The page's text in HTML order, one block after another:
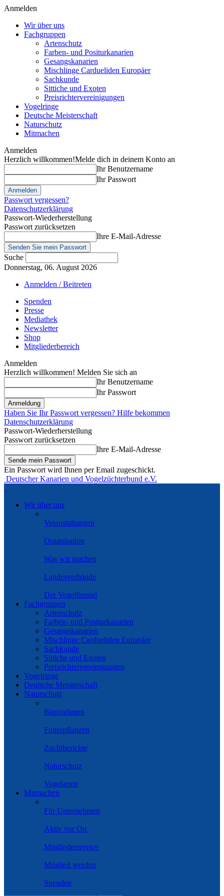
Anmelden
Wir über uns
Fachgruppen
Artenschutz
Farben- und Positurkanarien
Gesangskanarien
Mischlinge Cardueliden Europäer
Sachkunde
Sittiche und Exoten
Preisrichtervereinigungen
Vogelringe
Deutsche Meisterschaft
Naturschutz
Mitmachen
Anmelden
Herzlich willkommen!Melde dich in deinem Konto an
Ihr Benutzername
Ihr Passwort
Passwort vergessen?
Datenschutzerklärung
Passwort-Wiederherstellung
Passwort zurücksetzen
Ihre E-Mail-Adresse
Suche
Donnerstag, 06. August 2026
Anmelden / Beitreten
Spenden
Presse
Mediathek
Newsletter
Shop
Mitgliederbereich
Anmelden
Herzlich willkommen! Melden Sie sich an
Ihr Benutzername
Ihr Passwort
Haben Sie Ihr Passwort vergessen? Hilfe bekommen
Datenschutzerklärung
Passwort-Wiederherstellung
Passwort zurücksetzen
Ihre E-Mail-Adresse
Ein Passwort wird Ihnen per Email zugeschickt.
Deutscher Kanarien und Vogelzüchterbund e.V.
Wir über uns
Veranstaltungen
Organisation
Was wir machen
Landesverbände
Der Vogelfreund
Fachgruppen
Artenschutz
Farben- und Positurkanarien
Gesangskanarien
Mischlinge Cardueliden Europäer
Sachkunde
Sittiche und Exoten
Preisrichtervereinigungen
Vogelringe
Deutsche Meisterschaft
Naturschutz
Bauvorlagen
Futterpflanzen
Zuchtberichte
Naturschutz
Vogelarten
Mitmachen
Für Unternehmen
Aktiv vor Ort
Mitgliederservice
Mitglied werden
Spenden